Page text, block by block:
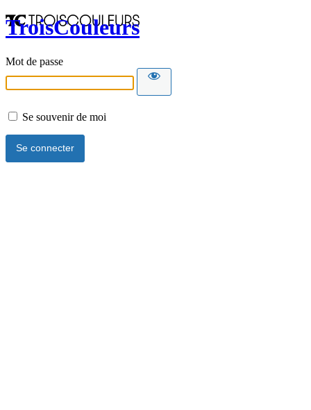
TroisCouleurs
Mot de passe
Se souvenir de moi